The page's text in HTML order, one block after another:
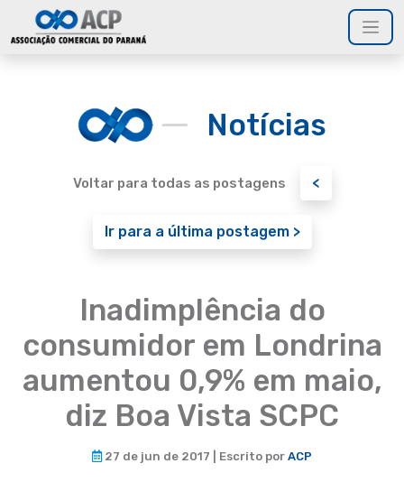
Notícias
Voltar para todas as postagens <
Ir para a última postagem >
Inadimplência do
consumidor em Londrina
aumentou 0,9% em maio,
diz Boa Vista SCPC
27 de jun de 2017 | Escrito por ACP